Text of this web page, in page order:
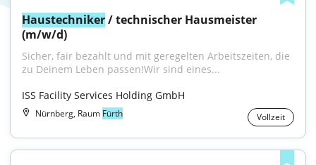
Haustechniker / technischer Hausmeister
(m/w/d)
Sicher, fair bezahlt und mit geregelten Arbeitszeiten, die
zu Deinem Leben passen!Wir sind eines...
ISS Facility Services Holding GmbH
Nürnberg, Raum Fürth Vollzeit